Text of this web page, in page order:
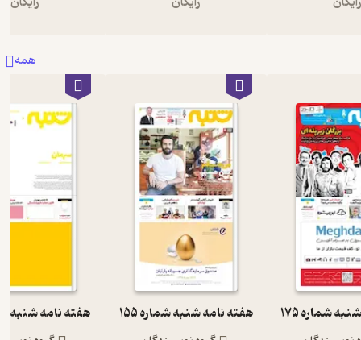
همه
شماره 175 هفته نامه شنبه شماره 155 هفته نامه شنبه